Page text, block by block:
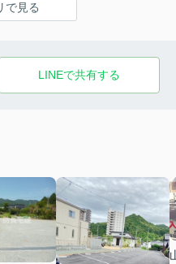
で見る
LINEで共有する